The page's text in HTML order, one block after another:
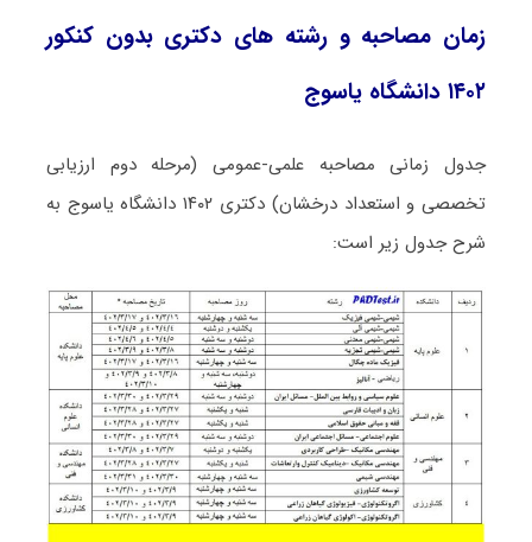
زمان مصاحبه و رشته های دکتری بدون کنکور
۱۴۰۲ دانشگاه یاسوج
جدول زمانی مصاحبه علمی-عمومی (مرحله دوم ارزیابی
تخصصی و استعداد درخشان) دکتری ۱۴۰۲ دانشگاه یاسوج به
شرح جدول زیر است: